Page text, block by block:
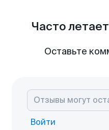
Часто
Оставьте
Войти